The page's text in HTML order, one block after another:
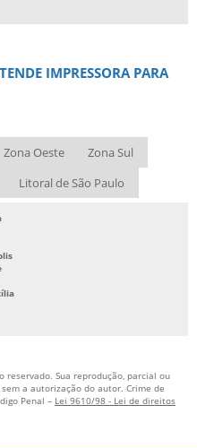
IMPRESSORA PARA
Zona Oeste
Zona Sul
Litoral de São Paulo
Sua reprodução, parcial ou
a autorização do autor. Crime de
Penal – Lei 9610/98 - Lei de direitos